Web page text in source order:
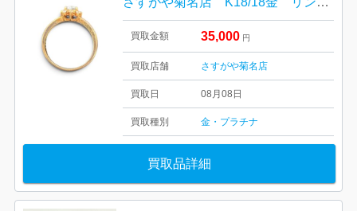
買取金額 35,000 円
買取店舗 さすがや菊名店
買取日 08月08日
買取種別 金・プラチナ
買取品詳細